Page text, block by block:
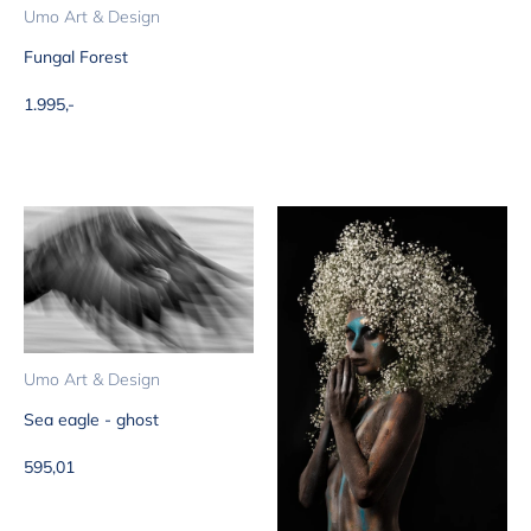
Umo Art & Design
Fungal Forest
Aanbiedingsprijs
1.995,-
Umo Art & Design
Sea eagle - ghost
Aanbiedingsprijs
595,01